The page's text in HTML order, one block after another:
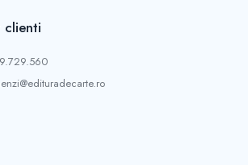
clienti